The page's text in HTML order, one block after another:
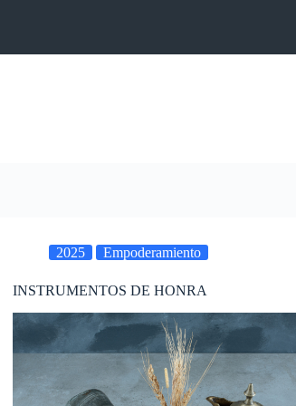
2025 Empoderamiento
INSTRUMENTOS DE HONRA